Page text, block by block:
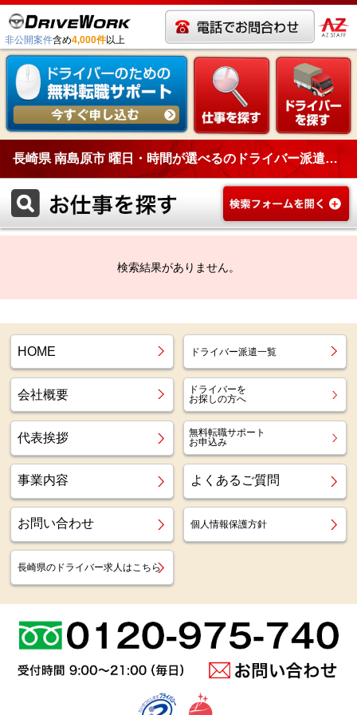
非公開案件含め4,000件以上
長崎県 南島原市 曜日・時間が選べるのドライバー派遣一覧
検索結果がありません。
HOME ドライバー派遣一覧
会社概要
ドライバーを
お探しの方へ
代表挨拶
無料転職サポート
お申込み
事業内容 よくあるご質問
お問い合わせ 個人情報保護方針
長崎県のドライバー求人はこちら